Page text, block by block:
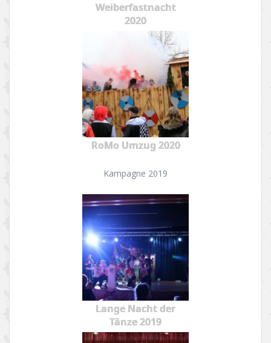
Weiberfastnacht
2020
RoMo Umzug 2020
Kampagne 2019
Lange Nacht der
Tänze 2019